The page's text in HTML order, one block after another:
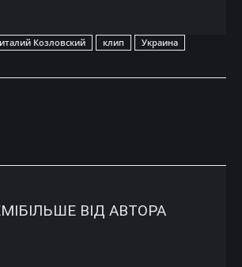
Козловский клип Украина
БІЛЬШЕ ВІД АВТОРА